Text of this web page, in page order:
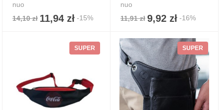
nuo
14,10 zł 11,94 zł -15%
nuo
11,91 zł 9,92 zł -16%
SUPER SUPER